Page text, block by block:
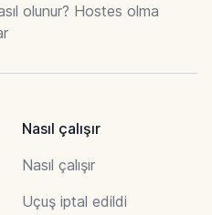
olunur? Hostes olma
Nasıl çalışır
Nasıl çalışır
Uçuş iptal edildi